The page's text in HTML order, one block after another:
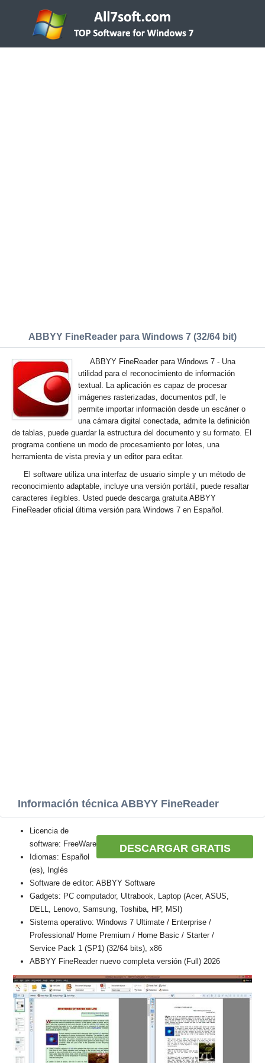
ABBYY FineReader para Windows 7 (32/64 bit)
ABBYY FineReader para Windows 7 - Una
utilidad para el reconocimiento de información
textual. La aplicación es capaz de procesar
imágenes rasterizadas, documentos pdf, le
permite importar información desde un escáner o
una cámara digital conectada, admite la definición
de tablas, puede guardar la estructura del documento y su formato. El
programa contiene un modo de procesamiento por lotes, una
herramienta de vista previa y un editor para editar.
El software utiliza una interfaz de usuario simple y un método de
reconocimiento adaptable, incluye una versión portátil, puede resaltar
caracteres ilegibles. Usted puede descarga gratuita ABBYY
FineReader oficial última versión para Windows 7 en Español.
Información técnica ABBYY FineReader
DESCARGAR GRATIS
Licencia de
software: FreeWare
Idiomas: Español
(es), Inglés
Software de editor: ABBYY Software
Gadgets: PC computador, Ultrabook, Laptop (Acer, ASUS,
DELL, Lenovo, Samsung, Toshiba, HP, MSI)
Sistema operativo: Windows 7 Ultimate / Enterprise /
Professional/ Home Premium / Home Basic / Starter /
Service Pack 1 (SP1) (32/64 bits), x86
ABBYY FineReader nuevo completa versión (Full) 2026